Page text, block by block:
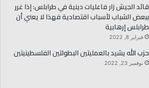
قائد الجيش زار فاعليات دينية في طرابلس: إذا غرر
ببعض الشباب لأسباب اقتصادية فهذا لا يعني أن
طرابلس إرهابية
فبراير 8, 2022
حزب الله يشيد بالعمليتين البطولتين الفلسطينيتين
نوفمبر 23, 2022